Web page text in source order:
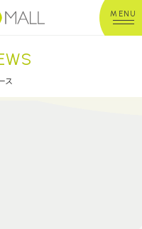
MENU
なる
ス